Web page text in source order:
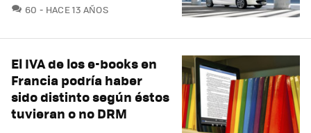
60 COMENTARIOS
HACE 13 AÑOS
El IVA de los e-books en
Francia podría haber
sido distinto según éstos
tuvieran o no DRM